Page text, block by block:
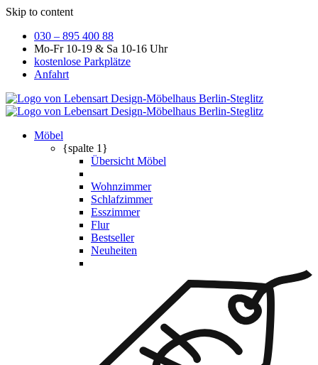
Skip to content
030 – 895 400 88
Mo-Fr 10-19 & Sa 10-16 Uhr
kostenlose Parkplätze
Anfahrt
Möbel
{spalte 1}
Übersicht Möbel
Wohnzimmer
Schlafzimmer
Esszimmer
Flur
Bestseller
Neuheiten